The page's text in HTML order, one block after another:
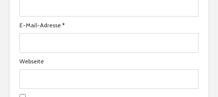
E-Mail-Adresse *
Webseite